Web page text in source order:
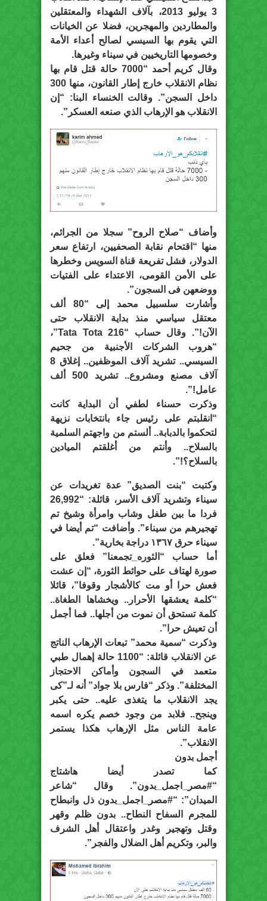
3 يوليو 2013، بآلاف الشهداء والمعتقلين
والمطاردين والمهجرين، فضلا عن الخيانات
التي يقوم بها السيسي لصالح أعداء الأمة
وخصومها التاريخيين في سيناء وغيرها.
وقال كريم أحمد “7000 حالة قتل قام بها
نظام الانقلاب خارج إطار القانون، منها 300
داخل السجن”. وقالت الخنساء البنا: “إن
الانقلاب هو الإرهاب الذي صنعه العسكر”.
وأضاف “صلاح الروح” سجلا من الجرائم،
منها “اقتحام نقابة الصحفيين، ارتفاع سعر
الدولار، فشل تفريعة قناة السويس وخطرها
على الأمن القومى، الاعتداء على الفتيات
ووضعهن فى السجون”.
وأشارت سلسبيل محمد إلى “80 ألف
معتقل سياسي منذ بداية الانقلاب حتى
الآن!”. وقال حساب “Tata Tota 216‏”،
“هروب الشركات الأجنبية من جحيم
السيسي.. تشريد آلاف الموظفين.. إغلاق 8
آلاف مصنع ومشروع.. تشريد 500 ألف
عامل!”.
وذكرت حسناء لطفي أن البداية كانت
“انقلبتم على رئيس جاء بانتخابات نزيهة
لتحكموا بالدبابة.. ألستم من واجهتم السلمية
بالسلاح.. وأنتم من أغلقتم الميادين
بالسلاح؟!”.
وكتبت “بنت الصديق” عدة تغريدات عن
سيناء وتشريد آلاف الأسر، قائلة: “26,992
فردا ما بين طفل وشاب وامرأة وشيخ تم
تهجيرهم من سيناء”. وأضافت “تم أيضا في
سيناء حرق ١٣٦٧ دراجة بخارية”.
أما حساب “الثوره_تجمعنا” فعلق على
صورة لهتاف على حوائط الثورة، “إن عشت
فعش حرا أو مت كالأشجار وقوفا”، قائلا
“كلمة يعشقها الأحرار.. ويخشاها الطغاة..
كلمة تستحق أن نموت من أجلها.. فما أجمل
أن تعيش حرا”.
وذكرت “سمية محمد” تبعات الإرهاب الناتج
عن الانقلاب قائلة: “1100 حالة إهمال طبي
متعمد في السجون وأماكن الاحتجاز
المختلفة”. وذكر “فارس بلا جواد” أنه لـ”كى
يجد الانقلاب ما يتغذى عليه.. حتى يكبر
وينجح.. فلابد من وجود خصم يكره اسمه
عامة الناس مثل الإرهاب هكذا يستمر
الانقلاب”.
أجمل بدون
كما تصدر أيضا هاشتاج
“#مصر_اجمل_بدون”. وقال “شاعر
الميدان”: “#مصر_اجمل_بدون ذل وانبطاح
للمجرم السفاح النطاح.. بدون ظلم وقهر
وقتل وتهجير وغدر واعتقال أهل الشرف
والبر، وتكريم أهل الضلال والفجر”.